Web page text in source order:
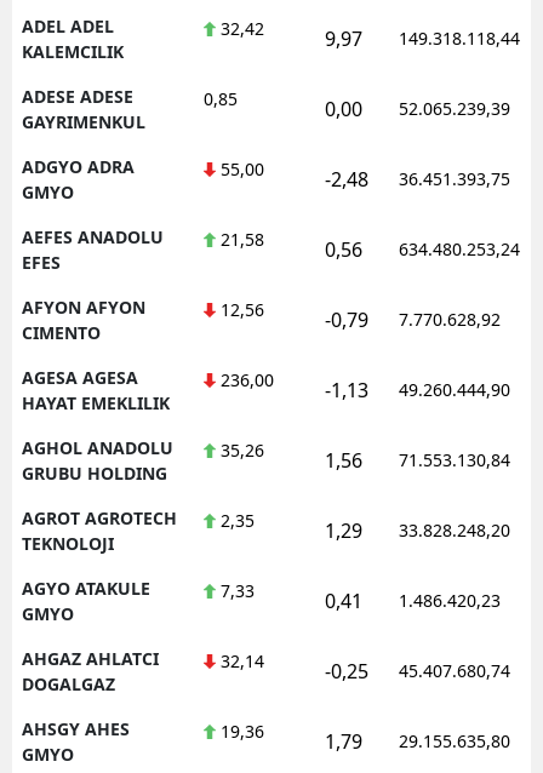
Gümüşhane
Isparta
İzmir
Kars
Kırklareli
Konya
ADEL ADEL
KALEMCILIK
32,42 9,97 149.318.118,44
ADESE ADESE
GAYRIMENKUL
0,85 0,00 52.065.239,39
ADGYO ADRA
GMYO
55,00 -2,48 36.451.393,75
AEFES ANADOLU
EFES
21,58 0,56 634.480.253,24
AFYON AFYON
CIMENTO
12,56 -0,79 7.770.628,92
AGESA AGESA
HAYAT EMEKLILIK
236,00 -1,13 49.260.444,90
AGHOL ANADOLU
GRUBU HOLDING
35,26 1,56 71.553.130,84
AGROT AGROTECH
TEKNOLOJI
2,35 1,29 33.828.248,20
AGYO ATAKULE
GMYO
7,33 0,41 1.486.420,23
AHGAZ AHLATCI
DOGALGAZ
32,14 -0,25 45.407.680,74
AHSGY AHES
GMYO
19,36 1,79 29.155.635,80